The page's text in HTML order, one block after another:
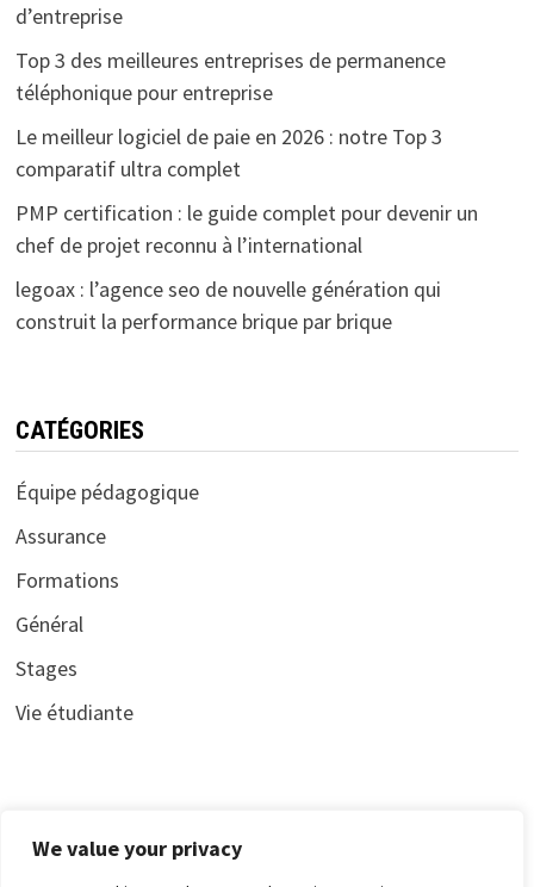
We value your privacy
d’entreprise
Top 3 des meilleures entreprises de permanence
téléphonique pour entreprise
Le meilleur logiciel de paie en 2026 : notre Top 3
comparatif ultra complet
PMP certification : le guide complet pour devenir un
chef de projet reconnu à l’international
legoax : l’agence seo de nouvelle génération qui
construit la performance brique par brique
CATÉGORIES
Équipe pédagogique
Assurance
Formations
Général
Stages
Vie étudiante